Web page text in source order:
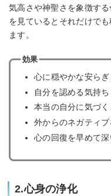
気高さや神聖さを象徴す
を見ているとそれだけで
ます。
効果
心に穏やかな安ら
自分を認める気持ち
本当の自分に気づ
外からのネガティ
心の回復を早めて
2.心身の浄化